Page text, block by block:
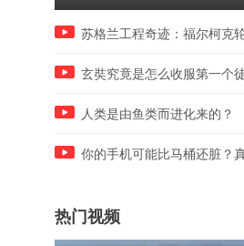
民间开发者攻破苹果系统壁
垒，iPad Pro/Air成功运行
苹果
价！
苏格兰工程奇迹：福尔柯克
玄奘究竟是怎么收服第一个
人类是由鱼类而进化来的？
你的手机可能比马桶还脏？
热门视频